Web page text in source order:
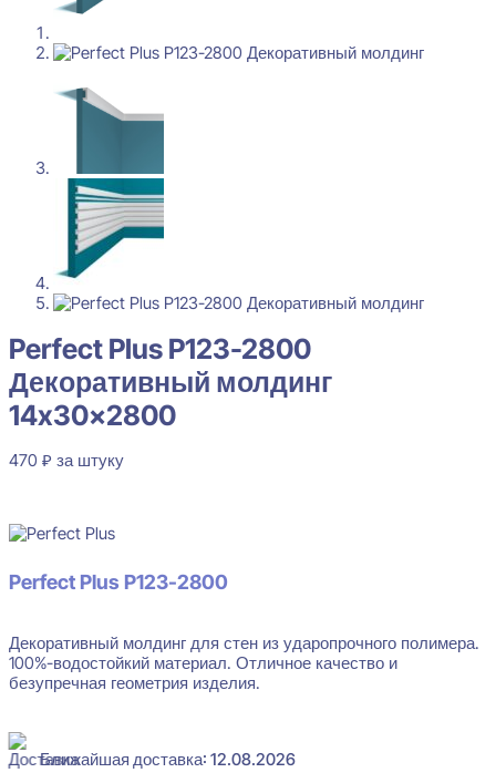
Perfect Plus P123-2800
Декоративный молдинг
14x30x2800
470 ₽ за штуку
Perfect Plus P123-2800
Декоративный молдинг для стен из ударопрочного полимера.
100%-водостойкий материал. Отличное качество и
безупречная геометрия изделия.
Ближайшая доставка: 12.08.2026